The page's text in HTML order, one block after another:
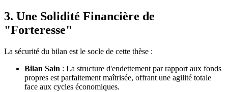
3. Une Solidité Financière de
"Forteresse"
La sécurité du bilan est le socle de cette thèse :
Bilan Sain : La structure d'endettement par rapport aux fonds
propres est parfaitement maîtrisée, offrant une agilité totale
face aux cycles économiques.